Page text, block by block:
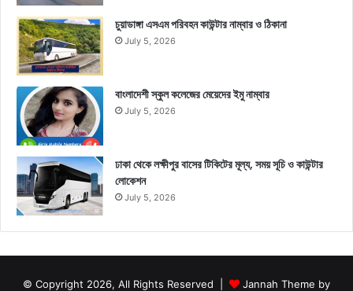
চুয়াডাঙ্গা এসএম পরিবহন কাউন্টার নাম্বার ও ঠিকানা
July 5, 2026
বাংলাদেশী স্কুল কলেজের মেয়েদের ইমু নাম্বার
July 5, 2026
ঢাকা থেকে লক্ষীপুর বাসের টিকিটের মূল্য, সময় সূচি ও কাউন্টার
লোকেশন
July 5, 2026
© Copyright 2026, All Rights Reserved | Jannah Theme by